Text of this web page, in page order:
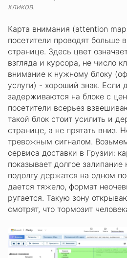
кликов.
Карта внимания (attention
посетители проводят больше
странице. Здесь цвет
взгляда и курсора, не число
внимание к нужному блоку
услуги) - хороший знак. Если
задерживаются на блоке с
посетители всерьез
такой блок стоит усилить и
странице, а не прятать вниз.
тревожным сигналом.
сервиса доставки в Грузии:
показывает долгое
подолгу держатся на одном
дается тяжело, формат
ругается. Такую зону
смотрят, что тормозит